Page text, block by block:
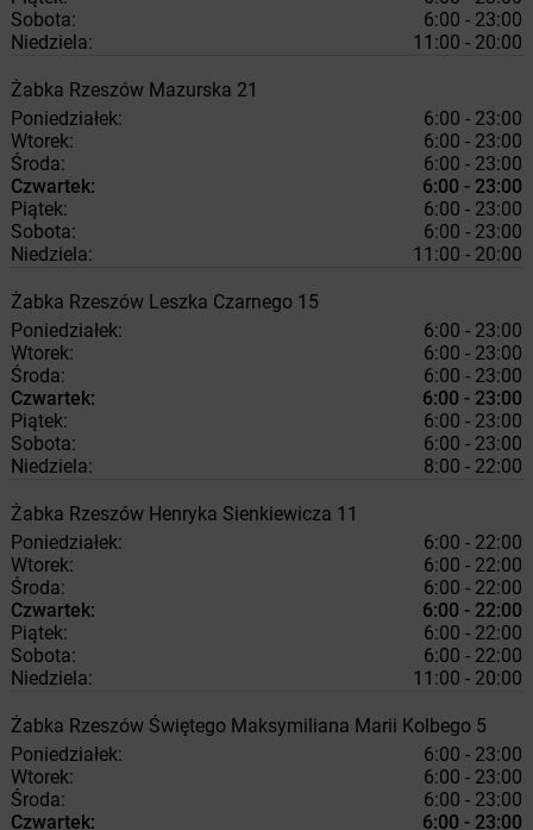
Sobota:
6:00 - 23:00
Niedziela:
11:00 - 20:00
Żabka Rzeszów Mazurska 21
Poniedziałek:
6:00 - 23:00
Wtorek:
6:00 - 23:00
Środa:
6:00 - 23:00
Czwartek:
6:00 - 23:00
Piątek:
6:00 - 23:00
Sobota:
6:00 - 23:00
Niedziela:
11:00 - 20:00
Żabka Rzeszów Leszka Czarnego 15
Poniedziałek:
6:00 - 23:00
Wtorek:
6:00 - 23:00
Środa:
6:00 - 23:00
Czwartek:
6:00 - 23:00
Piątek:
6:00 - 23:00
Sobota:
6:00 - 23:00
Niedziela:
8:00 - 22:00
Żabka Rzeszów Henryka Sienkiewicza 11
Poniedziałek:
6:00 - 22:00
Wtorek:
6:00 - 22:00
Środa:
6:00 - 22:00
Czwartek:
6:00 - 22:00
Piątek:
6:00 - 22:00
Sobota:
6:00 - 22:00
Niedziela:
11:00 - 20:00
Żabka Rzeszów Świętego Maksymiliana Marii Kolbego 5
Poniedziałek:
6:00 - 23:00
Wtorek:
6:00 - 23:00
Środa:
6:00 - 23:00
Czwartek:
6:00 - 23:00